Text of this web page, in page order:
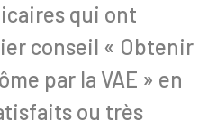
qui ont
conseil « Obtenir
par la VAE » en
ou très